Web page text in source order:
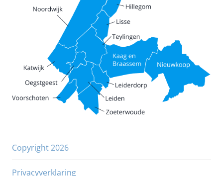
Copyright 2026
Privacyverklaring